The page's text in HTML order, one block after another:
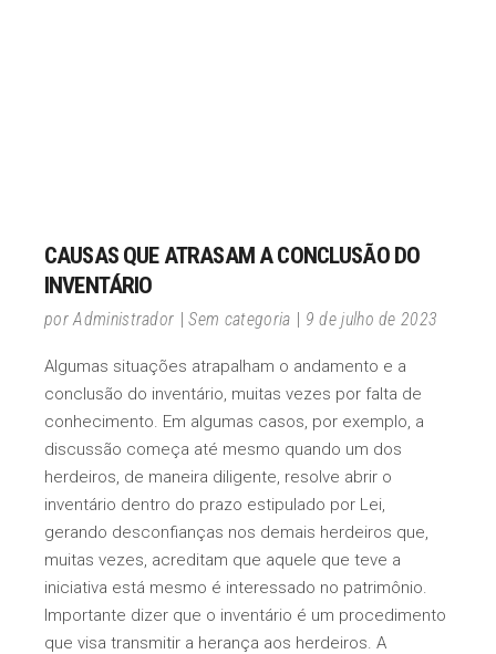
CAUSAS QUE ATRASAM A CONCLUSÃO DO
INVENTÁRIO
porAdministrador Sem categoria 9 de julho de 2023
Algumas situações atrapalham o andamento e a
conclusão do inventário, muitas vezes por falta de
conhecimento. Em algumas casos, por exemplo, a
discussão começa até mesmo quando um dos
herdeiros, de maneira diligente, resolve abrir o
inventário dentro do prazo estipulado por Lei,
gerando desconfianças nos demais herdeiros que,
muitas vezes, acreditam que aquele que teve a
iniciativa está mesmo é interessado no patrimônio.
Importante dizer que o inventário é um procedimento
que visa transmitir a herança aos herdeiros. A